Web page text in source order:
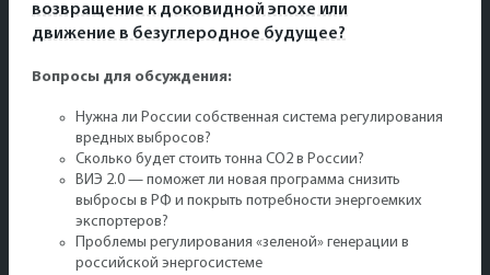
возвращение к доковидной эпохе или
движение в безуглеродное будущее?
Вопросы для обсуждения:
Нужна ли России собственная система регулирования
вредных выбросов?
Сколько будет стоить тонна CO2 в России?
ВИЭ 2.0 — поможет ли новая программа снизить
выбросы в РФ и покрыть потребности энергоемких
экспортеров?
Проблемы регулирования «зеленой» генерации в
российской энергосистеме